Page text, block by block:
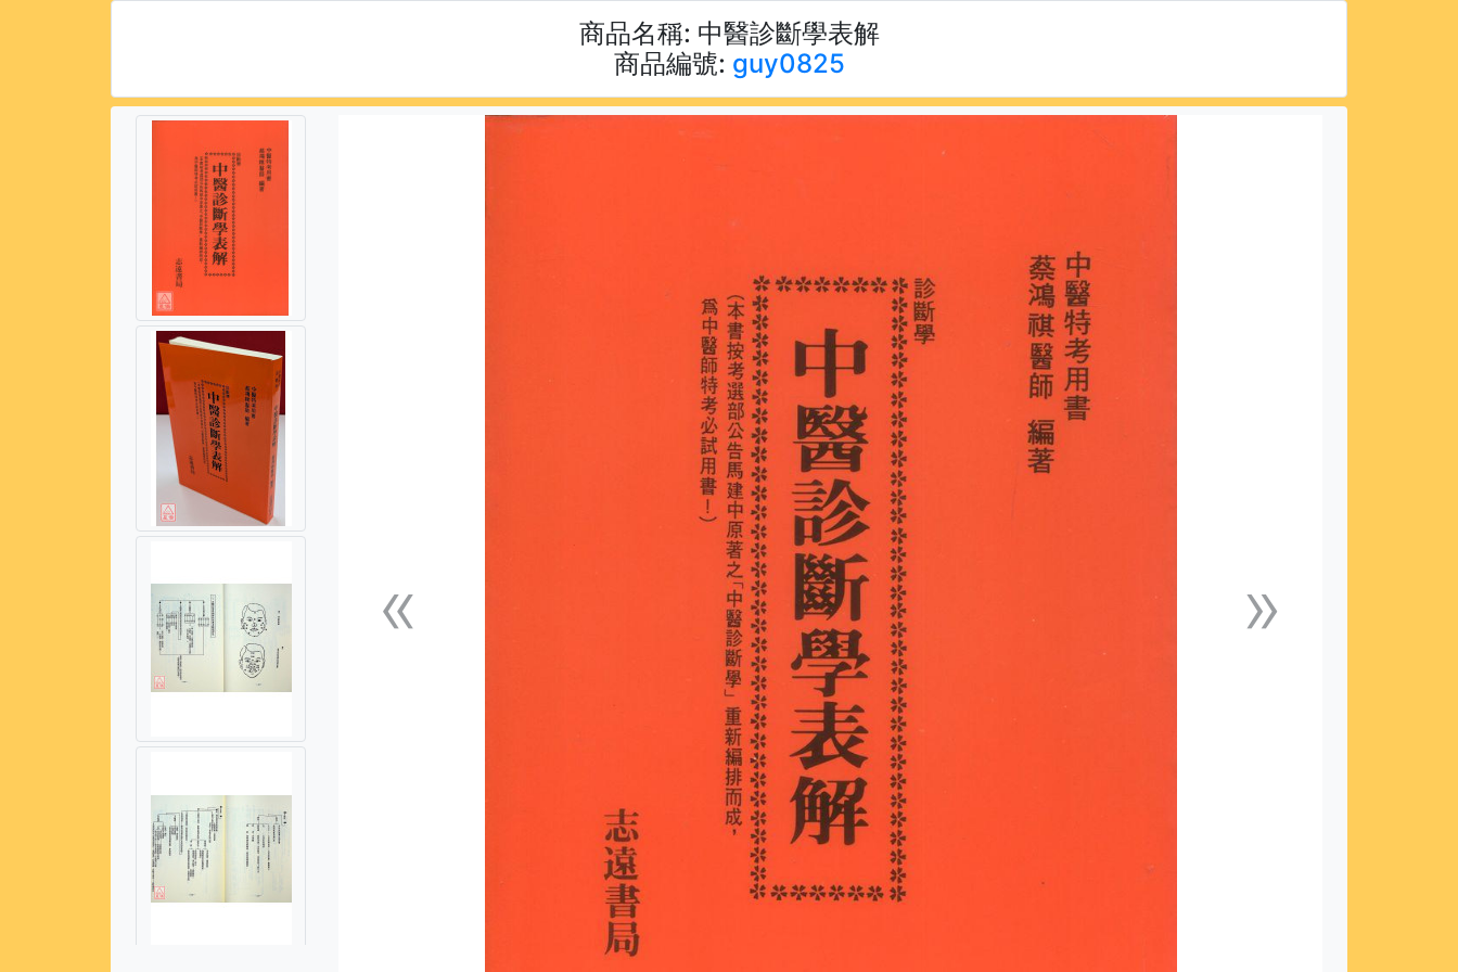
商品名稱: 中醫診斷學表解
商品編號: guy0825
«上一張 »下一張